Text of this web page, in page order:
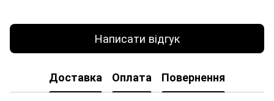
Написати відгук
Доставка Оплата Повернення